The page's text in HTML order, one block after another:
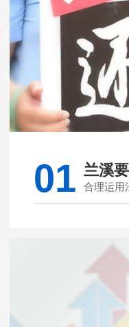
01 兰溪
合理运用